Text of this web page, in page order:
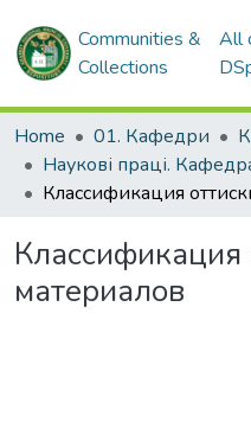
Communities &
Collections
All
Home 01. Кафедри
Классификация
материалов